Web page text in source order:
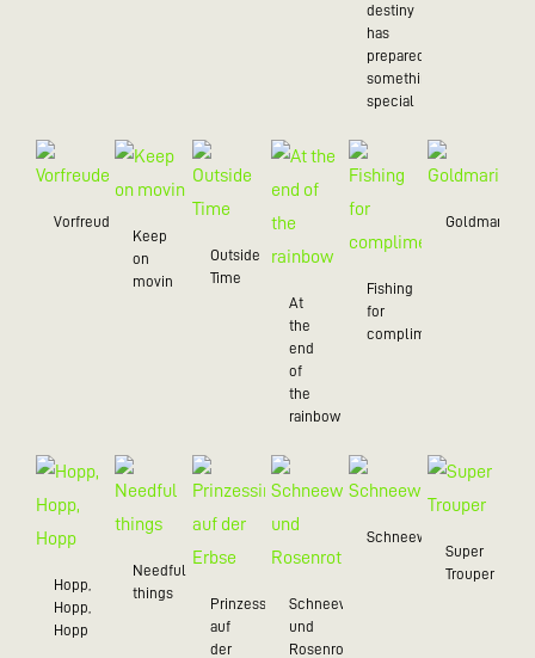
destiny
has
prepared
something
special
Vorfreude
Keep
on
movin
Outside
Time
At
the
end
of
the
rainbow
Fishing
for
compliments
Goldmarie
Hopp,
Hopp,
Hopp
Needful
things
Prinzessin
auf
der
Schneeweißchen
und
Rosenrot
Schneewittchen
Super
Trouper